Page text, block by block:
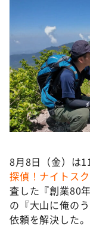
8月8日（金）は
探偵！ナイトス
査した『創業80
の『大山に俺の
依頼を解決した。